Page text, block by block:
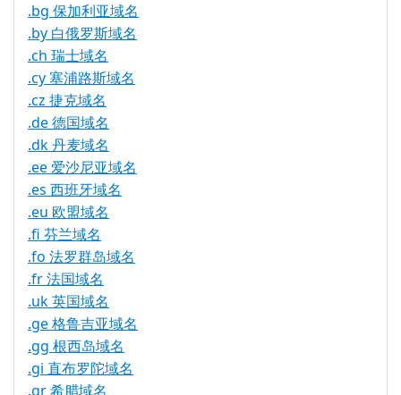
.bg 保加利亚域名
.by 白俄罗斯域名
.ch 瑞士域名
.cy 塞浦路斯域名
.cz 捷克域名
.de 德国域名
.dk 丹麦域名
.ee 爱沙尼亚域名
.es 西班牙域名
.eu 欧盟域名
.fi 芬兰域名
.fo 法罗群岛域名
.fr 法国域名
.uk 英国域名
.ge 格鲁吉亚域名
.gg 根西岛域名
.gi 直布罗陀域名
.gr 希腊域名